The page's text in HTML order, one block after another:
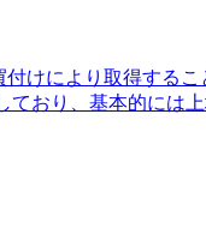
けにより取得する
おり、基本的には